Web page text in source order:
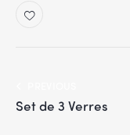
Set de 3 Verres